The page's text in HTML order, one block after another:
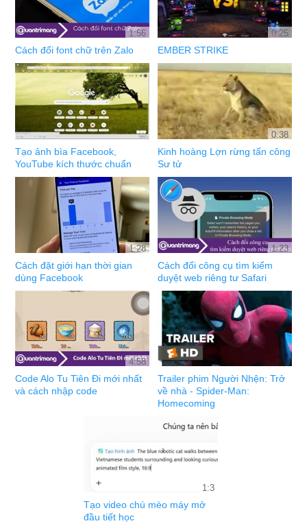
1:56
Cách đổi font chữ trên Zalo
0:25
EMBER STRIKE
Tạo ảnh bìa Facebook,
YouTube kích thước chuẩn
0:38
Kinh hoàng Lợn rừng tấn công
Sư tử
1:28
Cách đặt giới hạn thời gian
dùng Facebook
1:23
Cách đổi công cụ tìm kiếm
duyệt web riêng tư Safari
4:58
Code Alo Tu Tiên Đi mới nhất
và cách nhập code
Trailer phim Người Nhện: Trở
về nhà - Spider-Man:
Homecoming
1:3
Tạo video chú mèo máy mở
đầu tiết học